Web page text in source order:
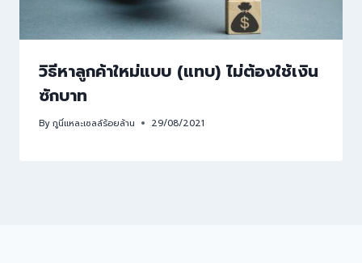
วิธีหาลูกค้าใหม่แบบ (แทบ) ไม่ต้องใช้เงิน
ซักบาท
Byกูนี่แหละเซลล์ร้อยล้าน 29/08/2021